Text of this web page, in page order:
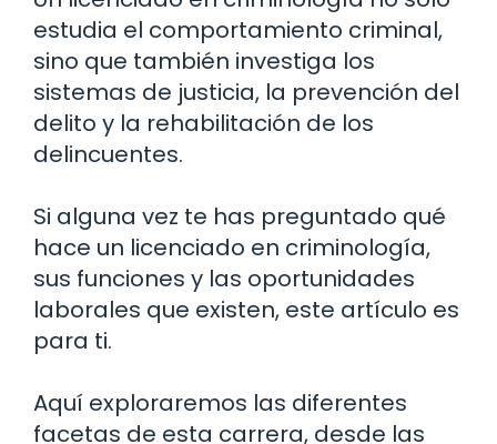
estudia el comportamiento criminal,
sino que también investiga los
sistemas de justicia, la prevención del
delito y la rehabilitación de los
delincuentes.
Si alguna vez te has preguntado qué
hace un licenciado en criminología,
sus funciones y las oportunidades
laborales que existen, este artículo es
para ti.
Aquí exploraremos las diferentes
facetas de esta carrera, desde las